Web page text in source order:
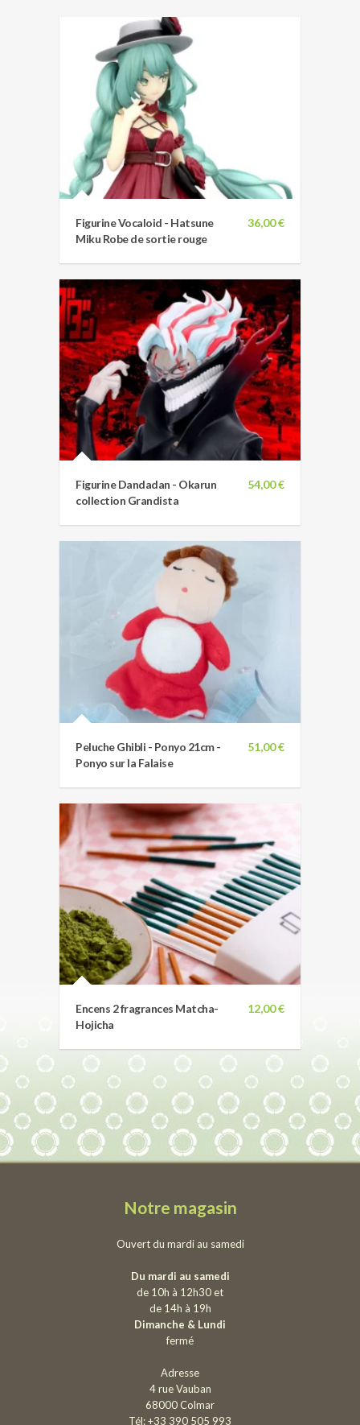
36,00 €
Figurine Vocaloid - Hatsune
Miku Robe de sortie rouge
54,00 €
Figurine Dandadan - Okarun
collection Grandista
51,00 €
Peluche Ghibli - Ponyo 21cm -
Ponyo sur la Falaise
12,00 €
Encens 2 fragrances Matcha-
Hojicha
Notre magasin
Ouvert du mardi au samedi
Du mardi au samedi
de 10h à 12h30 et
de 14h à 19h
Dimanche & Lundi
fermé
Adresse
4 rue Vauban
68000 Colmar
Tél: +33 390 505 993